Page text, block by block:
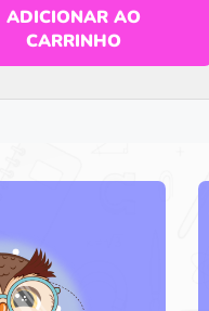
ADICIONAR AO
CARRINHO